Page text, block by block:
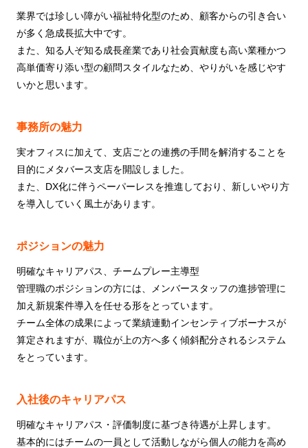
業界では珍しい障がい福祉特化型のため、顧客からの引き合い
が多く急成長拡大中です。
また、知る人ぞ知る成長産業であり社会貢献度も高い業種かつ
高単価寄り添い型の顧問スタイルなため、やりがいを感じやす
いかと思います。
事務所の魅力
実オフィスに加えて、支店ごとの連携の手間を解消することを
目的にメタバース支店を開設しました。
また、DX化に伴うペーパーレスを推進しており、新しいやり方
を導入していく風土があります。
ポジションの魅力
明確なキャリアパス、チームプレー主導型
管理職のポジションの方には、メンバースタッフの進捗管理に
加え新規案件導入を任せる形をとっています。
チーム全体の成果によって業績連動インセンティブボーナスが
算定されますが、職位が上の方へ多く傾斜配分されるシステム
をとっています。
入社後のキャリアパス
明確なキャリアパス・評価制度に基づき待遇が上昇します。
基本的にはチームの一員として活動しながら個人の能力を高め